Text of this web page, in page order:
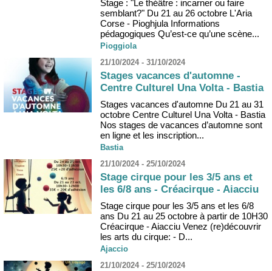
Stage : "Le théâtre : incarner ou faire
semblant?" Du 21 au 26 octobre L'Aria
Corse - Pioghjula Informations
pédagogiques Qu’est-ce qu’une scène...
Pioggiola
21/10/2024 - 31/10/2024
Stages vacances d'automne -
Centre Culturel Una Volta - Bastia
Stages vacances d'automne Du 21 au 31
octobre Centre Culturel Una Volta - Bastia
Nos stages de vacances d’automne sont
en ligne et les inscription...
Bastia
21/10/2024 - 25/10/2024
Stage cirque pour les 3/5 ans et
les 6/8 ans - Créacirque - Aiacciu
Stage cirque pour les 3/5 ans et les 6/8
ans Du 21 au 25 octobre à partir de 10H30
Créacirque - Aiacciu Venez (re)découvrir
les arts du cirque: - D...
Ajaccio
21/10/2024 - 25/10/2024